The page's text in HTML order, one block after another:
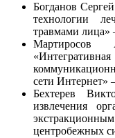
Богданов
технологии
травмами лица»
сети Интернет»
Бехтерев
извлечения
центробежных